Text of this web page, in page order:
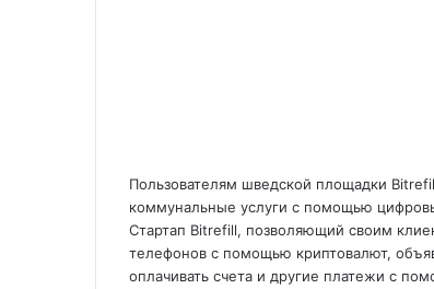
Пользователям шведской площадки
коммунальные услуги с помощью
Стартап Bitrefill, позволяющий своим
телефонов с помощью криптовалют,
оплачивать счета и другие платежи с